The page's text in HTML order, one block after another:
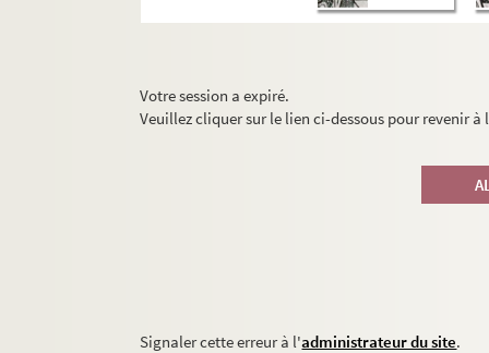
Votre session a expiré.
Veuillez cliquer sur le lien ci-dessous pour revenir
Signaler cette erreur à l'administrateur du site.